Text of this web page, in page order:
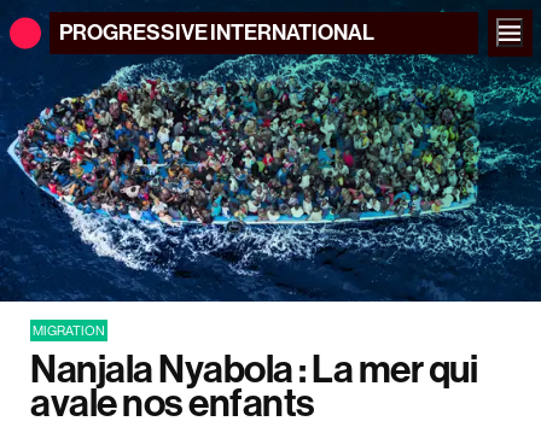
PROGRESSIVEINTERNATIONAL
MIGRATION
Nanjala Nyabola : La mer qui
avale nos enfants